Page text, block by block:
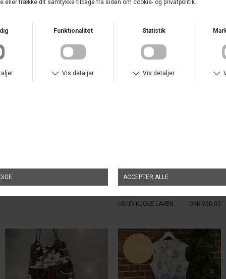
WAUW
UBUD KJOLE LAVENDER
DKK 900,00
UDSALG